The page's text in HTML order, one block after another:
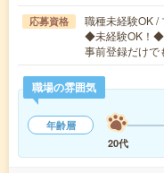
応募資格
職種未経験OK /
◆未経験OK！
事前登録だけ
職場の雰囲気
年齢層
20代